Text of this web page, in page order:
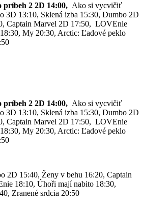
2 2D 14:00, Ako si vycvičiť
3D 13:10, Sklená izba 15:30, Dumbo 2D
Captain Marvel 2D 17:50, LOVEnie
My 20:30, Arctic: Ľadové peklo
2 2D 14:00, Ako si vycvičiť
3D 13:10, Sklená izba 15:30, Dumbo 2D
Captain Marvel 2D 17:50, LOVEnie
My 20:30, Arctic: Ľadové peklo
2D 15:40, Ženy v behu 16:20, Captain
18:10, Úhoři mají nabito 18:30,
Zranené srdcia 20:50